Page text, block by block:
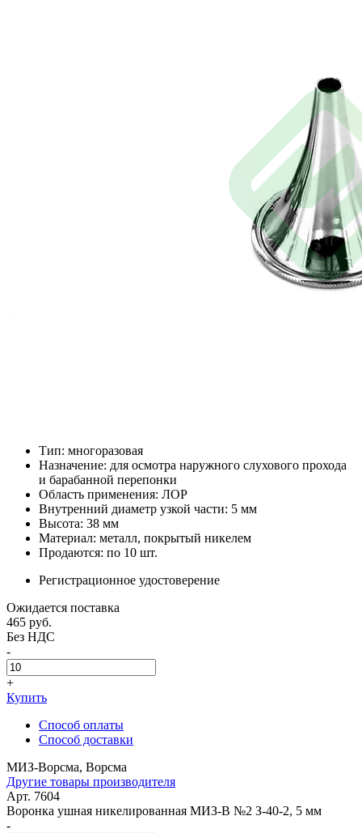
Тип: многоразовая
Назначение: для осмотра наружного слухового прохода
и барабанной перепонки
Область применения: ЛОР
Внутренний диаметр узкой части: 5 мм
Высота: 38 мм
Материал: металл, покрытый никелем
Продаются: по 10 шт.
Регистрационное удостоверение
Ожидается поставка
465 руб.
Без НДС
-
+
Купить
Способ оплаты
Способ доставки
МИЗ-Ворсма, Ворсма
Другие товары производителя
Арт. 7604
Воронка ушная никелированная МИЗ-В №2 З-40-2, 5 мм
-